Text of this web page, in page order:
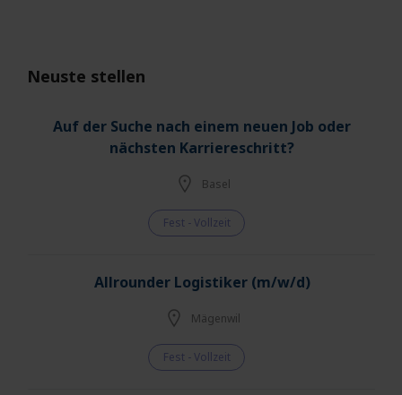
Neuste stellen
Auf der Suche nach einem neuen Job oder
nächsten Karriereschritt?
Basel
Fest - Vollzeit
Allrounder Logistiker (m/w/d)
Mägenwil
Fest - Vollzeit